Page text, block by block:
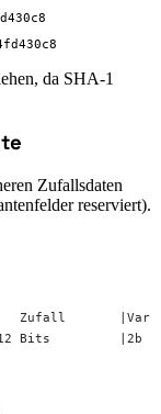
da SHA-1
Zufallsdaten
reserviert).
Zufall
Bits         |2b